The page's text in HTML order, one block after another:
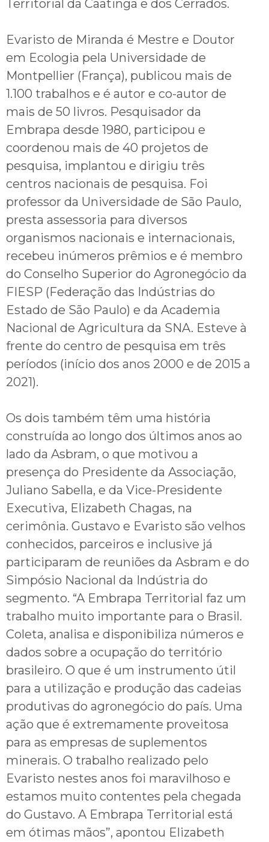
Territorial da Caatinga e dos Cerrados.
Evaristo de Miranda é Mestre e Doutor
em Ecologia pela Universidade de
Montpellier (França), publicou mais de
1.100 trabalhos e é autor e co-autor de
mais de 50 livros. Pesquisador da
Embrapa desde 1980, participou e
coordenou mais de 40 projetos de
pesquisa, implantou e dirigiu três
centros nacionais de pesquisa. Foi
professor da Universidade de São Paulo,
presta assessoria para diversos
organismos nacionais e internacionais,
recebeu inúmeros prêmios e é membro
do Conselho Superior do Agronegócio da
FIESP (Federação das Indústrias do
Estado de São Paulo) e da Academia
Nacional de Agricultura da SNA. Esteve à
frente do centro de pesquisa em três
períodos (início dos anos 2000 e de 2015 a
2021).
Os dois também têm uma história
construída ao longo dos últimos anos ao
lado da Asbram, o que motivou a
presença do Presidente da Associação,
Juliano Sabella, e da Vice-Presidente
Executiva, Elizabeth Chagas, na
cerimônia. Gustavo e Evaristo são velhos
conhecidos, parceiros e inclusive já
participaram de reuniões da Asbram e do
Simpósio Nacional da Indústria do
segmento. “A Embrapa Territorial faz um
trabalho muito importante para o Brasil.
Coleta, analisa e disponibiliza números e
dados sobre a ocupação do território
brasileiro. O que é um instrumento útil
para a utilização e produção das cadeias
produtivas do agronegócio do país. Uma
ação que é extremamente proveitosa
para as empresas de suplementos
minerais. O trabalho realizado pelo
Evaristo nestes anos foi maravilhoso e
estamos muito contentes pela chegada
do Gustavo. A Embrapa Territorial está
em ótimas mãos”, apontou Elizabeth